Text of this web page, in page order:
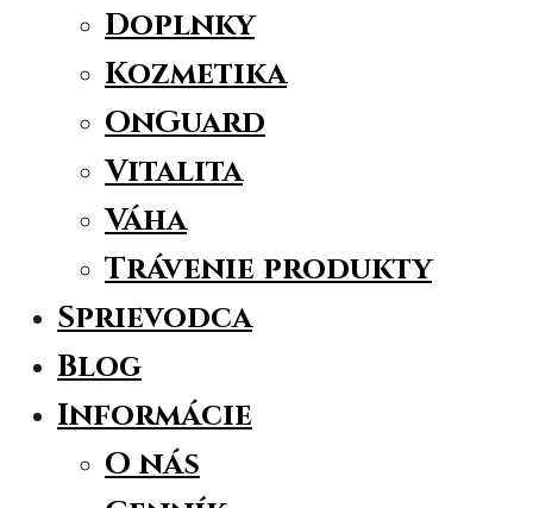
Doplnky
Kozmetika
OnGuard
Vitalita
Váha
Trávenie produkty
Sprievodca
Blog
Informácie
O nás